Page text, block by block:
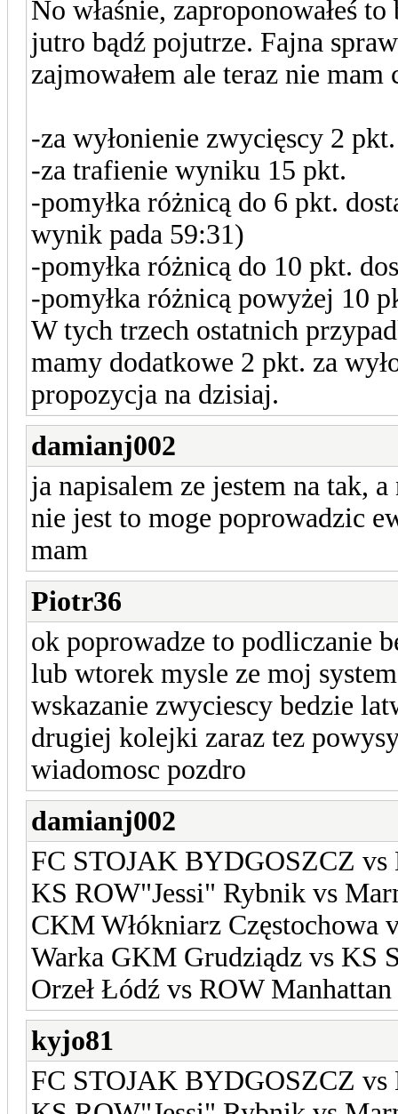
No właśnie, zaproponowałeś
jutro bądź pojutrze. Fajna
zajmowałem ale teraz nie
-za wyłonienie zwycięscy 2 pkt.
-za trafienie wyniku 15 pkt.
-pomyłka różnicą do 6 pkt.
wynik pada 59:31)
-pomyłka różnicą do 10 pkt.
-pomyłka różnicą powyżej 10
W tych trzech ostatnich
mamy dodatkowe 2 pkt. za
propozycja na dzisiaj.
damianj002
ja napisalem ze jestem na tak,
nie jest to moge poprowadzic
mam
Piotr36
ok poprowadze to podliczanie
lub wtorek mysle ze moj
wskazanie zwyciescy bedzie
drugiej kolejki zaraz tez
wiadomosc pozdro
damianj002
FC STOJAK BYDGOSZCZ
KS ROW"Jessi" Rybnik vs
CKM Włókniarz Częstochowa
Warka GKM Grudziądz vs KS
Orzeł Łódź vs ROW
kyjo81
FC STOJAK BYDGOSZCZ